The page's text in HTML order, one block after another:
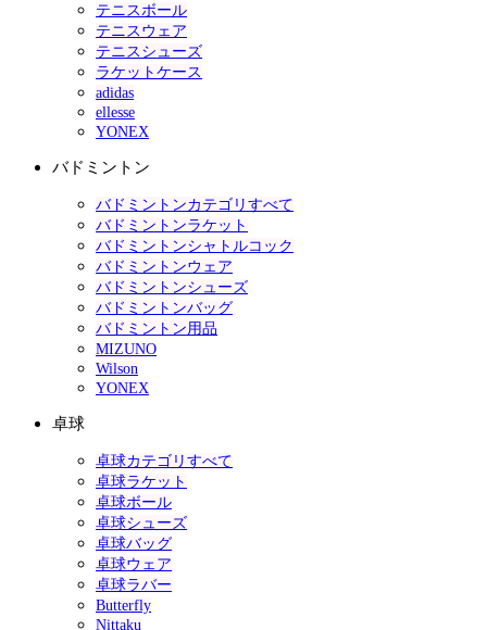
テニスボール
テニスウェア
テニスシューズ
ラケットケース
adidas
ellesse
YONEX
バドミントン
バドミントンカテゴリすべて
バドミントンラケット
バドミントンシャトルコック
バドミントンウェア
バドミントンシューズ
バドミントンバッグ
バドミントン用品
MIZUNO
Wilson
YONEX
卓球
卓球カテゴリすべて
卓球ラケット
卓球ボール
卓球シューズ
卓球バッグ
卓球ウェア
卓球ラバー
Butterfly
Nittaku